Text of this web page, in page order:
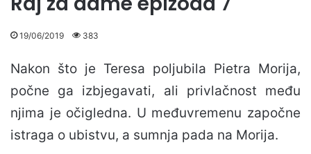
19/06/2019 383
Nakon što je Teresa poljubila Pietra Morija,
počne ga izbjegavati, ali privlačnost među
njima je očigledna. U međuvremenu započne
istraga o ubistvu, a sumnja pada na Morija.